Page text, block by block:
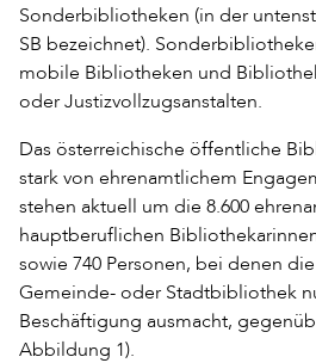
Sonderbibliotheken (in der
SB bezeichnet).
mobile Bibliotheken und
oder Justizvollzugsanstalten.
Das österreichische öffentliche
stark von ehrenamtlichem
stehen aktuell um die 8.600
hauptberuflichen
sowie 740 Personen, bei denen
Gemeinde- oder Stadtbibliothek
Beschäftigung ausmacht,
Abbildung 1).